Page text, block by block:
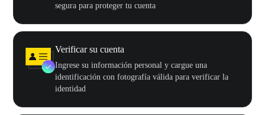
segura para proteger tu cuenta
Verificar su cuenta
Ingrese su información personal y cargue una
identificación con fotografía válida para verificar la
identidad